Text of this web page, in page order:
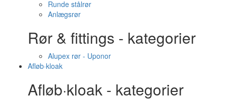
Runde stålrør
Anlægsrør
Rør & fittings - kategorier
Alupex rør - Uponor
Afløb·kloak
Afløb·kloak - kategorier